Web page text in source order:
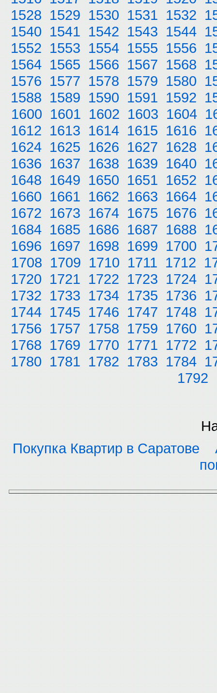
1528 1529 1530 1531 1532
1540 1541 1542 1543 1544
1552 1553 1554 1555 1556
1564 1565 1566 1567 1568
1576 1577 1578 1579 1580
1588 1589 1590 1591 1592
1600 1601 1602 1603 1604
1612 1613 1614 1615 1616
1624 1625 1626 1627 1628
1636 1637 1638 1639 1640
1648 1649 1650 1651 1652
1660 1661 1662 1663 1664
1672 1673 1674 1675 1676
1684 1685 1686 1687 1688
1696 1697 1698 1699 1700
1708 1709 1710 1711 1712
1720 1721 1722 1723 1724
1732 1733 1734 1735 1736
1744 1745 1746 1747 1748
1756 1757 1758 1759 1760
1768 1769 1770 1771 1772
1780 1781 1782 1783 1784
1792
Покупка Квартир в Саратове